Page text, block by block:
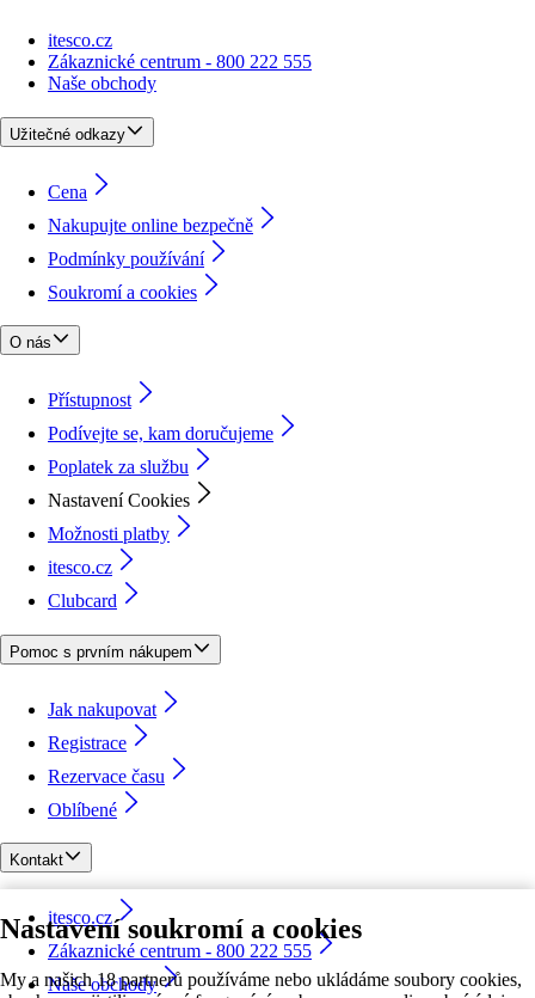
Nastavení soukromí a cookies
My a našich 18 partnerů používáme nebo ukládáme soubory cookies,
itesco.cz
Zákaznické centrum - 800 222 555
Naše obchody
Užitečné odkazy
Cena
Nakupujte online bezpečně
Podmínky používání
Soukromí a cookies
O nás
Přístupnost
Podívejte se, kam doručujeme
Poplatek za službu
Nastavení Cookies
Možnosti platby
itesco.cz
Clubcard
Pomoc s prvním nákupem
Jak nakupovat
Registrace
Rezervace času
Oblíbené
Kontakt
itesco.cz
Zákaznické centrum - 800 222 555
Naše obchody